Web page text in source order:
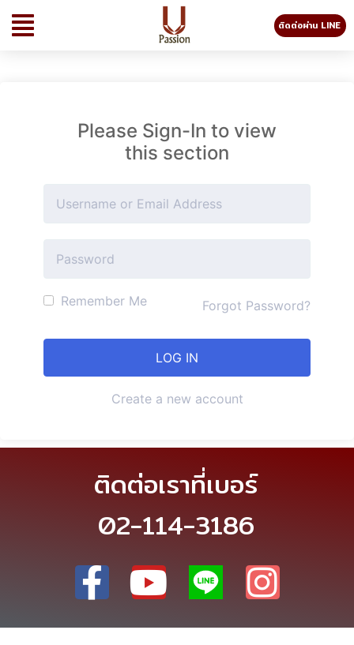
ติดต่อผ่าน LINE
Please Sign-In to view
this section
Remember Me Forgot Password?
Create a new account
ติดต่อเราที่เบอร์
02-114-3186